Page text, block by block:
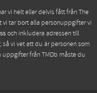
vi helt eller delvis fått frånThe
vi tar bort alla personuppgifter vi
och inkludera adressen till
så vi vet att du är personen som
från TMDb måste du